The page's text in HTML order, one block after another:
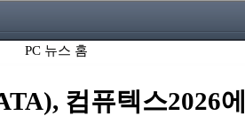
PC 뉴스 홈
컴퓨텍스2026